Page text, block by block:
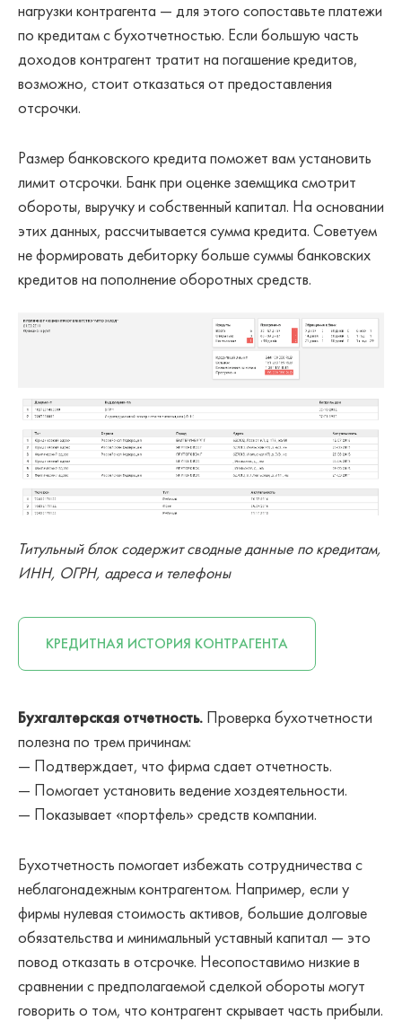
нагрузки контрагента — для этого сопоставьте платежи
по кредитам с бухотчетностью. Если большую часть
доходов контрагент тратит на погашение кредитов,
возможно, стоит отказаться от предоставления
отсрочки.
Размер банковского кредита поможет вам установить
лимит отсрочки. Банк при оценке заемщика смотрит
обороты, выручку и собственный капитал. На основании
этих данных, рассчитывается сумма кредита. Советуем
не формировать дебиторку больше суммы банковских
кредитов на пополнение оборотных средств.
Титульный блок содержит сводные данные по кредитам,
ИНН, ОГРН, адреса и телефоны
КРЕДИТНАЯ ИСТОРИЯ КОНТРАГЕНТА
Бухгалтерская отчетность. Проверка бухотчетности
полезна по трем причинам:
— Подтверждает, что фирма сдает отчетность.
— Помогает установить ведение хоздеятельности.
— Показывает «портфель» средств компании.
Бухотчетность помогает избежать сотрудничества с
неблагонадежным контрагентом. Например, если у
фирмы нулевая стоимость активов, большие долговые
обязательства и минимальный уставный капитал — это
повод отказать в отсрочке. Несопоставимо низкие в
сравнении с предполагаемой сделкой обороты могут
говорить о том, что контрагент скрывает часть прибыли.